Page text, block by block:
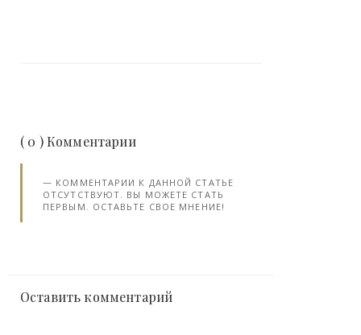
( 0 ) Комментарии
КОММЕНТАРИИ К ДАННОЙ СТАТЬЕ
ОТСУТСТВУЮТ. ВЫ МОЖЕТЕ СТАТЬ
ПЕРВЫМ. ОСТАВЬТЕ СВОЕ МНЕНИЕ!
Оставить комментарий